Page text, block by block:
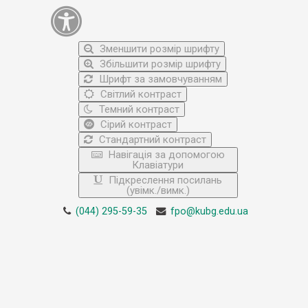
Зменшити розмір шрифту
Збільшити розмір шрифту
Шрифт за замовчуванням
Світлий контраст
Темний контраст
Сірий контраст
Стандартний контраст
Навігація за допомогою
Клавіатури
Підкреслення посилань
(увімк./вимк.)
(044) 295-59-35 fpo@kubg.edu.ua